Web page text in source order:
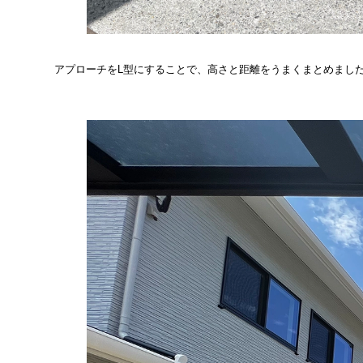
アプローチをL型にすることで、高さと距離をうまくまとめまし